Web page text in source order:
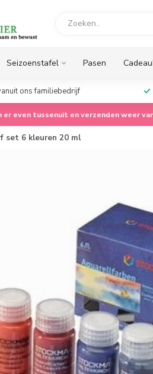
Seizoenstafel Pasen
ons familiebedrijf
even tussenuit en verzenden weer
set 6 kleuren 20 ml